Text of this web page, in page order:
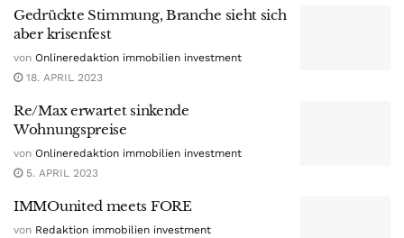
Gedrückte Stimmung, Branche sieht sich
aber krisenfest
von Onlineredaktion immobilien investment
18. APRIL 2023
Re/Max erwartet sinkende
Wohnungspreise
von Onlineredaktion immobilien investment
5. APRIL 2023
IMMOunited meets FORE
von Redaktion immobilien investment